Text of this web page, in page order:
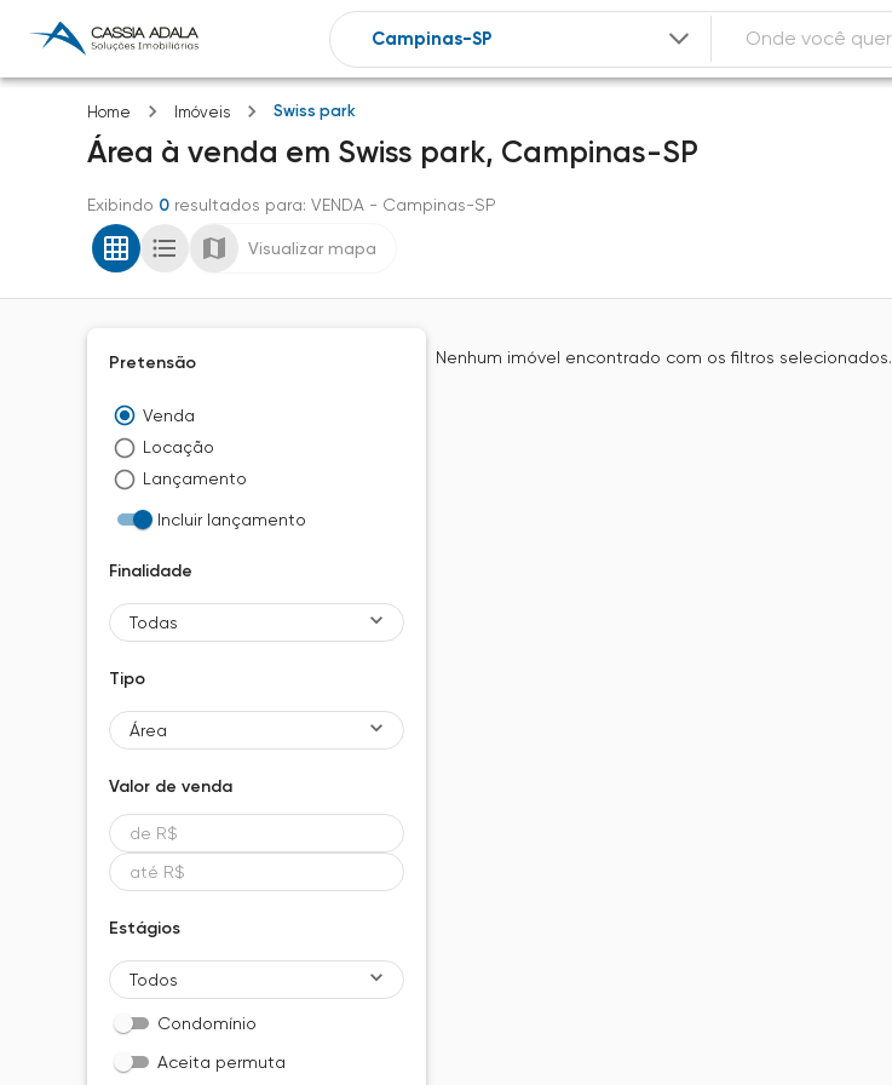
Home Imóveis Swiss park
Área à venda em Swiss park, Campinas-SP
Exibindo 0 resultados para: VENDA - Campinas-SP
Visualizar mapa
Pretensão
Venda
Locação
Lançamento
Incluir lançamento
Finalidade
Todas
Tipo
Área
Valor de venda
Estágios
Todos
Condomínio
Aceita permuta
Nenhum imóvel encontrado com os filtros selecionados.